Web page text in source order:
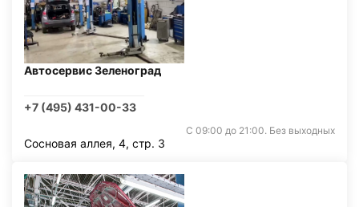
Автосервис Зеленоград
+7 (495) 431-00-33
С 09:00 до 21:00. Без выходных
Сосновая аллея, 4, стр. 3